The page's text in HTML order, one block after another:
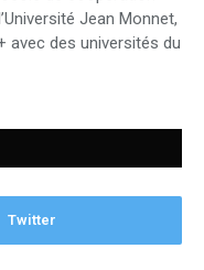
Jean Monnet,
avec des universités du
Twitter